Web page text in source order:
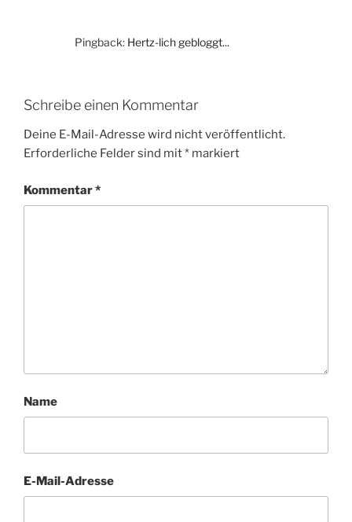
Pingback: Hertz-lich gebloggt...
Schreibe einen Kommentar
Deine E-Mail-Adresse wird nicht veröffentlicht.
Erforderliche Felder sind mit* markiert
Kommentar*
Name
E-Mail-Adresse